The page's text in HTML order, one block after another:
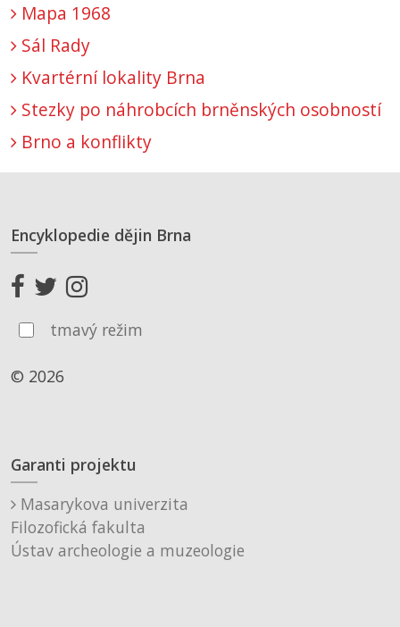
Mapa 1968
Sál Rady
Kvartérní lokality Brna
Stezky po náhrobcích brněnských osobností
Brno a konflikty
Encyklopedie dějin Brna
tmavý režim
© 2026
Garanti projektu
Masarykova univerzita
Filozofická fakulta
Ústav archeologie a muzeologie